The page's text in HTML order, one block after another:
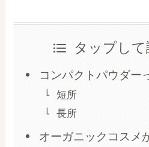
タップし
コンパクトパウダー
短所
長所
オーガニックコスメ